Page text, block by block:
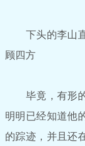
下头的李山直
顾四方
毕竟，有形的
明明已经知道他
的踪迹，并且还